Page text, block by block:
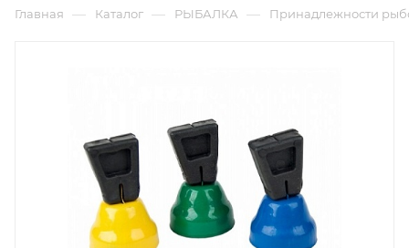
Главная — Каталог — РЫБАЛКА — Принадлежности